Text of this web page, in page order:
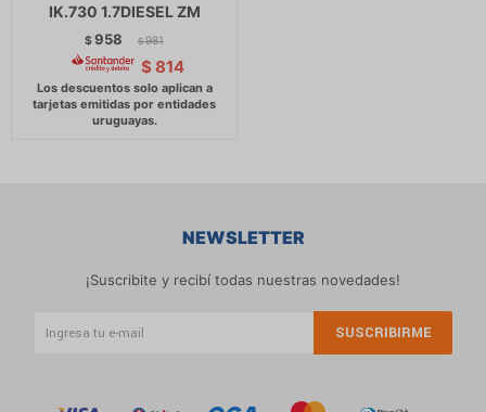
IK.730 1.7DIESEL ZM
$958 $ 981
$ 814
NEWSLETTER
¡Suscribite y recibí todas nuestras novedades!
SUSCRIBIRME